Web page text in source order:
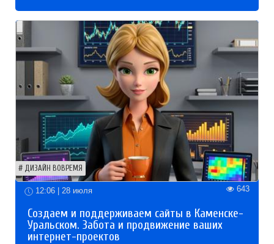
ДИЗАЙН ВОВРЕМЯ
12:06 | 28 июля 643
Создаем и поддерживаем сайты в Каменске-
Уральском. Забота и продвижение ваших
интернет-проектов